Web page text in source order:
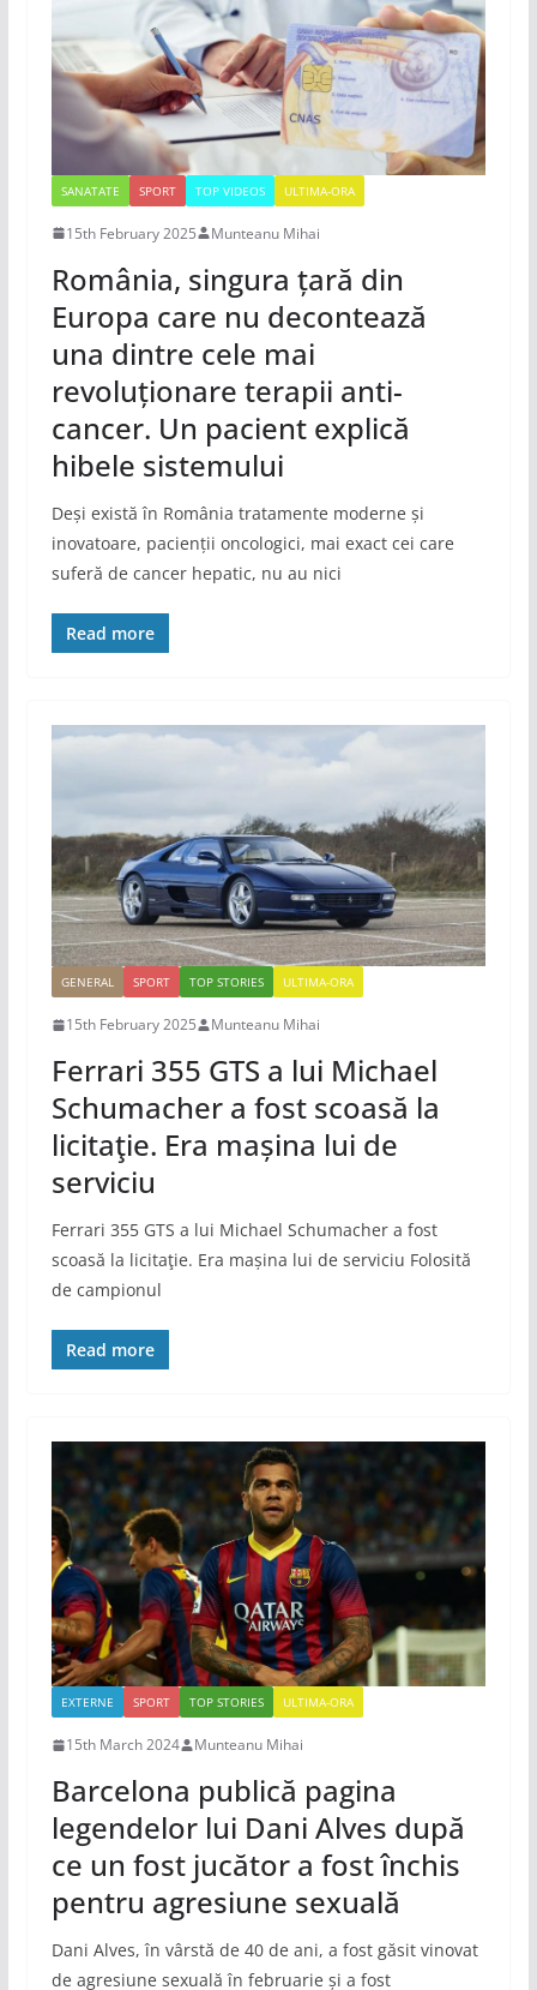
SANATATE SPORT TOP VIDEOS ULTIMA-ORA
15th February 2025 Munteanu Mihai
România, singura țară din
Europa care nu decontează
una dintre cele mai
revoluționare terapii anti-
cancer. Un pacient explică
hibele sistemului
Deși există în România tratamente moderne și
inovatoare, pacienții oncologici, mai exact cei care
suferă de cancer hepatic, nu au nici
Read more
GENERAL SPORT TOP STORIES ULTIMA-ORA
15th February 2025 Munteanu Mihai
Ferrari 355 GTS a lui Michael
Schumacher a fost scoasă la
licitaţie. Era mașina lui de
serviciu
Ferrari 355 GTS a lui Michael Schumacher a fost
scoasă la licitaţie. Era mașina lui de serviciu Folosită
de campionul
Read more
EXTERNE SPORT TOP STORIES ULTIMA-ORA
15th March 2024 Munteanu Mihai
Barcelona publică pagina
legendelor lui Dani Alves după
ce un fost jucător a fost închis
pentru agresiune sexuală
Dani Alves, în vârstă de 40 de ani, a fost găsit vinovat
de agresiune sexuală în februarie și a fost